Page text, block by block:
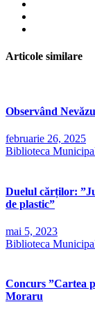
Articole similare
Observând
februarie 26, 2025
Biblioteca
Duelul cărților:
de plastic”
mai 5, 2023
Biblioteca
Concurs ”Cartea
Moraru